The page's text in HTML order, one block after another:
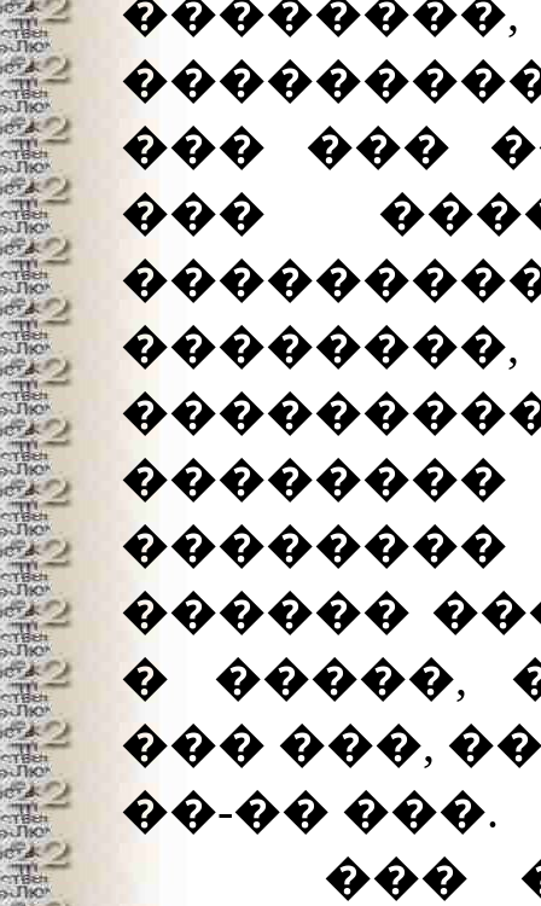
��� ���
���
������
� �����,
��� ���,
��-�� ���.
���